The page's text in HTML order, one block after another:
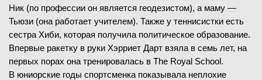
Ник (по профессии он является геодезистом), а маму —
Тьюзи (она работает учителем). Также у теннисистки есть
сестра Хиби, которая получила политическое образование.
Впервые ракетку в руки Хэрриет Дарт взяла в семь лет, на
первых порах она тренировалась в The Royal School.
В юниорские годы спортсменка показывала неплохие